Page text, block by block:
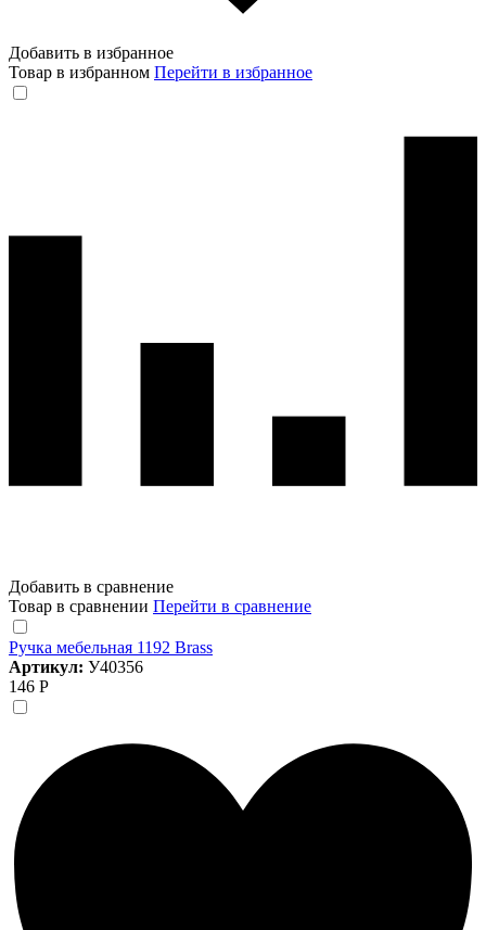
Добавить в избранное
Товар в избранном Перейти в избранное
Добавить в сравнение
Товар в сравнении Перейти в сравнение
Ручка мебельная 1192 Brass
Артикул: У40356
146 Р